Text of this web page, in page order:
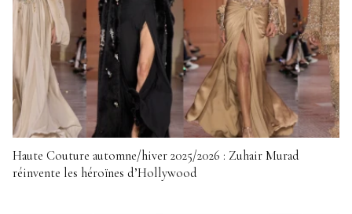
Haute Couture automne/hiver 2025/2026 : Zuhair Murad
réinvente les héroïnes d’Hollywood